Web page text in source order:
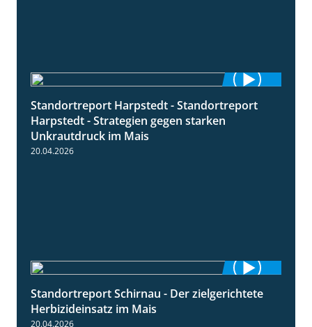
9:11
Standortreport Harpstedt - Standortreport
Harpstedt - Strategien gegen starken
Unkrautdruck im Mais
20.04.2026
9:27
Standortreport Schirnau - Der zielgerichtete
Herbizideinsatz im Mais
20.04.2026